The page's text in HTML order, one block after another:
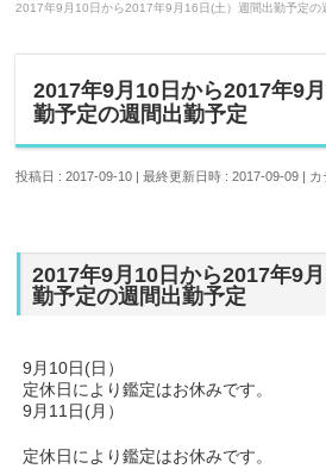
2017年9月10日から2017年9月16日(土）週間出勤予定の
2017年9月10日から2017年9
勤予定の週間出勤予定
投稿日 : 2017-09-10 最終更新日時 : 2017-09-09
2017年9月10日から2017年9
勤予定の週間出勤予定
9月10日(日）
定休日により鑑定はお休みです。
9月11日(月）
定休日により鑑定はお休みです。